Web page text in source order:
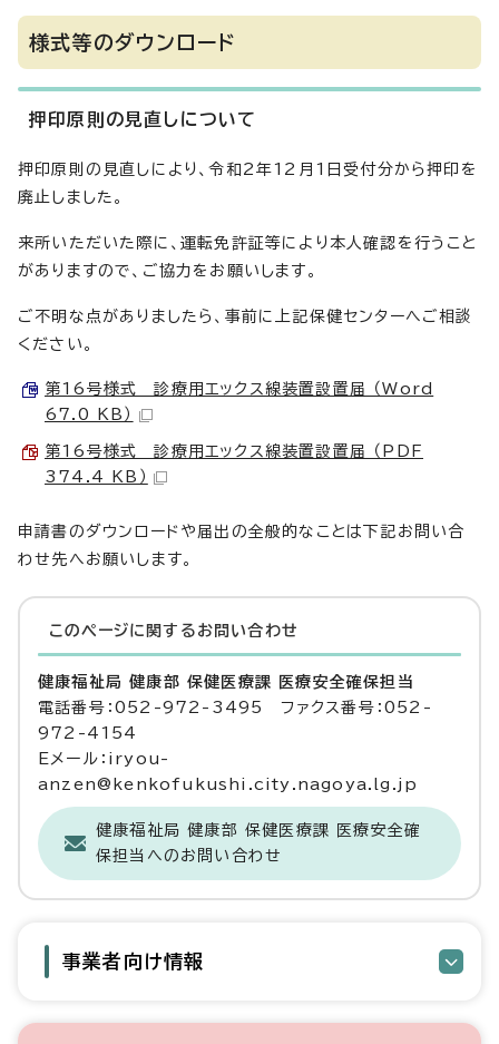
様式等のダウンロード
押印原則の見直しについて
押印原則の見直しにより、令和2年12月1日受付分から押印を
廃止しました。
来所いただいた際に、運転免許証等により本人確認を行うこと
がありますので、ご協力をお願いします。
ご不明な点がありましたら、事前に上記保健センターへご相談
ください。
第16号様式 診療用エックス線装置設置届 （Word
67.0 KB）
第16号様式 診療用エックス線装置設置届 （PDF
374.4 KB）
申請書のダウンロードや届出の全般的なことは下記お問い合
わせ先へお願いします。
このページに関する お問い合わせ
健康福祉局 健康部 保健医療課 医療安全確保担当
電話番号：052-972-3495 ファクス番号：052-
972-4154
Eメール：iryou-
anzen@kenkofukushi.city.nagoya.lg.jp
健康福祉局 健康部 保健医療課 医療安全確
保担当へのお問い合わせ
事業者向け情報